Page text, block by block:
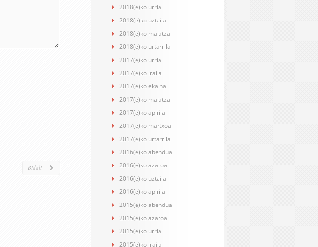
2018(e)ko urria
2018(e)ko uztaila
2018(e)ko maiatza
2018(e)ko urtarrila
2017(e)ko urria
2017(e)ko iraila
2017(e)ko ekaina
2017(e)ko maiatza
2017(e)ko apirila
2017(e)ko martxoa
2017(e)ko urtarrila
2016(e)ko abendua
2016(e)ko azaroa
2016(e)ko uztaila
2016(e)ko apirila
2015(e)ko abendua
2015(e)ko azaroa
2015(e)ko urria
2015(e)ko iraila